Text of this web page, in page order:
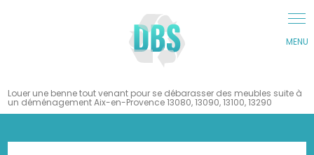
Louer une benne tout venant pour se débarasser des meubles suite à
un déménagement Aix-en-Provence 13080, 13090, 13100, 13290